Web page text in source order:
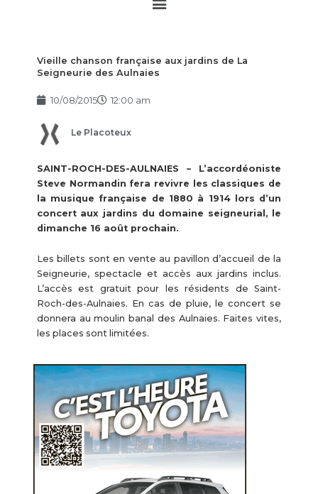
Vieille chanson française aux jardins de La
Seigneurie des Aulnaies
10/08/2015 12:00 am
Le Placoteux
SAINT-ROCH-DES-AULNAIES – L’accordéoniste
Steve Normandin fera revivre les classiques de
la musique française de 1880 à 1914 lors d’un
concert aux jardins du domaine seigneurial, le
dimanche 16 août prochain.
Les billets sont en vente au pavillon d’accueil de la
Seigneurie, spectacle et accès aux jardins inclus.
L’accès est gratuit pour les résidents de Saint-
Roch-des-Aulnaies. En cas de pluie, le concert se
donnera au moulin banal des Aulnaies. Faites vites,
les places sont limitées.